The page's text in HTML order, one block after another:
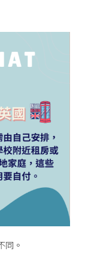
同。